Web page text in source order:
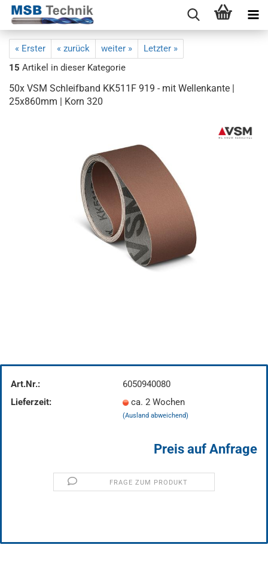
« Erster « zurück weiter »
Letzter »
15 Artikel in dieser Kategorie
50x VSM Schleifband KK511F 919 - mit Wellenkante |
25x860mm | Korn 320
Art.Nr.:
6050940080
Lieferzeit:
ca. 2 Wochen
(Ausland abweichend)
Preis auf Anfrage
FRAGE ZUM PRODUKT